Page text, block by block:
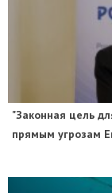
"Законная цель
прямым угрозам